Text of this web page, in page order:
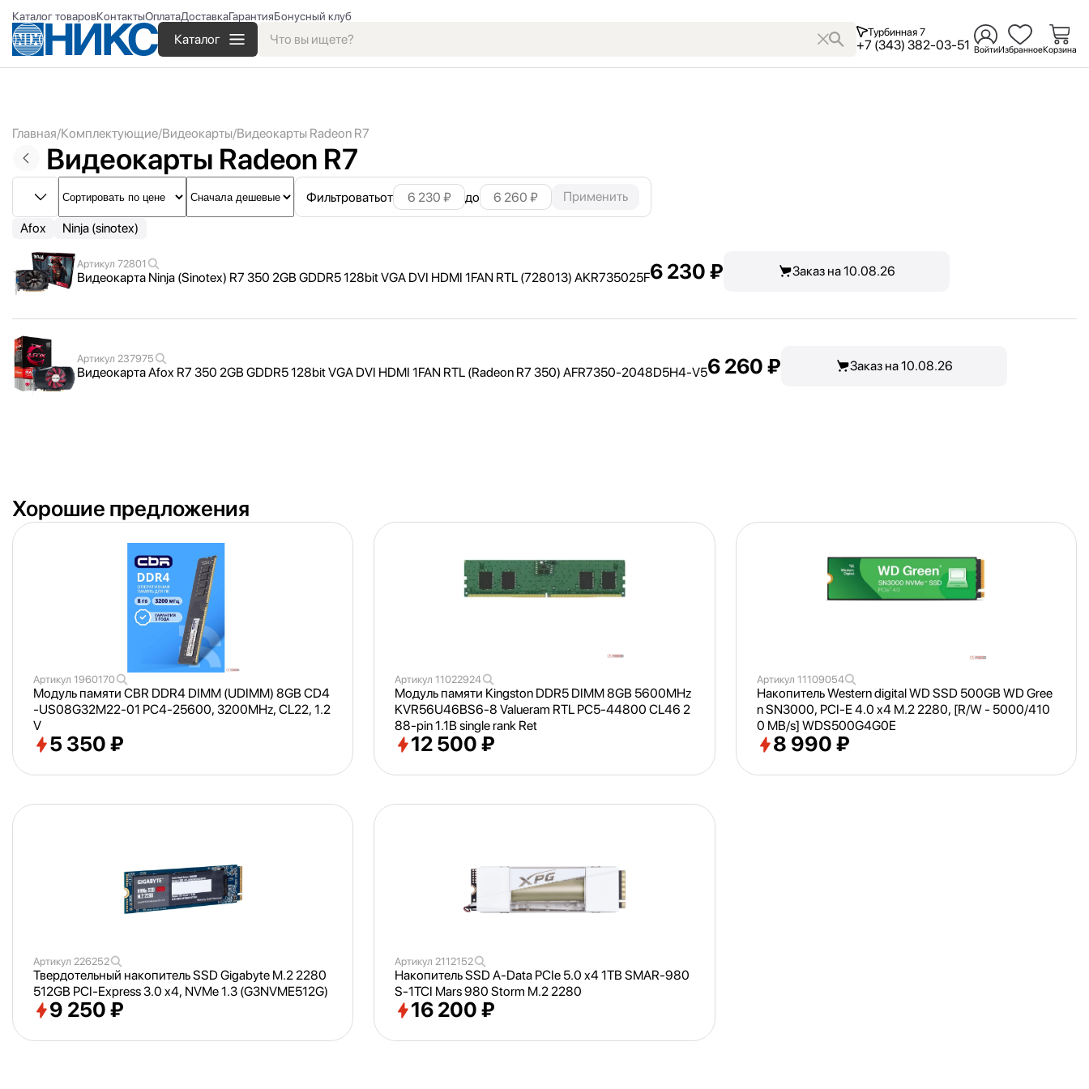
Каталог товаровКонтактыОплатаДоставкаГарантияБонусный клуб
Каталог Турбинная 7
+7 (343) 382-03-51 ВойтиИзбранноеКорзина
Главная Комплектующие Видеокарты Видеокарты Radeon R7
Видеокарты Radeon R7
Фильтроватьот до Применить
Afox Ninja (sinotex)
Артикул 72801
Видеокарта Ninja (Sinotex) R7 350 2GB GDDR5 128bit VGA DVI HDMI 1FAN RTL (728013) AKR735025F6 230 ₽ Заказ на 10.08.26
Артикул 237975
Видеокарта Afox R7 350 2GB GDDR5 128bit VGA DVI HDMI 1FAN RTL (Radeon R7 350) AFR7350-2048D5H4-V56 260 ₽ Заказ на 10.08.26
Хорошие предложения
Артикул 1960170
Модуль памяти CBR DDR4 DIMM (UDIMM) 8GB CD4
-US08G32M22-01 PC4-25600, 3200MHz, CL22, 1.2
V
5 350 ₽
Артикул11022924
Модуль памяти Kingston DDR5 DIMM 8GB 5600MHz
KVR56U46BS6-8 Valueram RTL PC5-44800 CL46 2
88-pin 1.1В single rank Ret
12 500 ₽
Артикул 11109054
Накопитель Western digital WD SSD 500GB WD Gree
n SN3000, PCI-E 4.0 x4 M.2 2280, [R/W - 5000/410
0 MB/s] WDS500G4G0E
8 990 ₽
Артикул 226252
Твердотельный накопитель SSD Gigabyte M.2 2280
512GB PCI-Express 3.0 x4, NVMe 1.3 (G3NVME512G)
9 250 ₽
Артикул 2112152
Накопитель SSD A-Data PCIe 5.0 x4 1TB SMAR-980
S-1TCI Mars 980 Storm M.2 2280
16 200 ₽